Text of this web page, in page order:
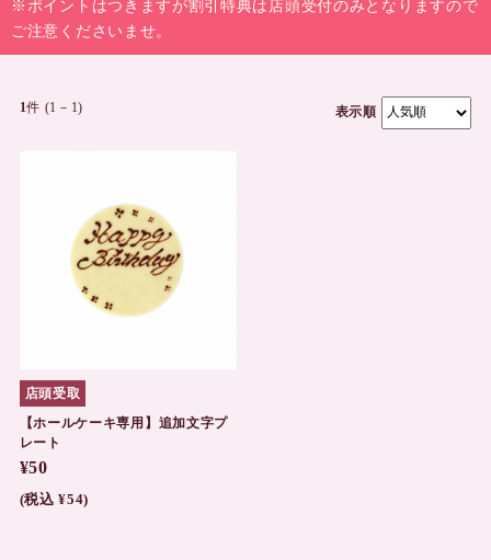
※ポイントはつきますが割引特典は店頭受付のみとなりますので
ご注意くださいませ。
1件 (1－1) 表示順
店頭受取
【ホールケーキ専用】追加文字プ
レート
¥50
(税込 ¥54)